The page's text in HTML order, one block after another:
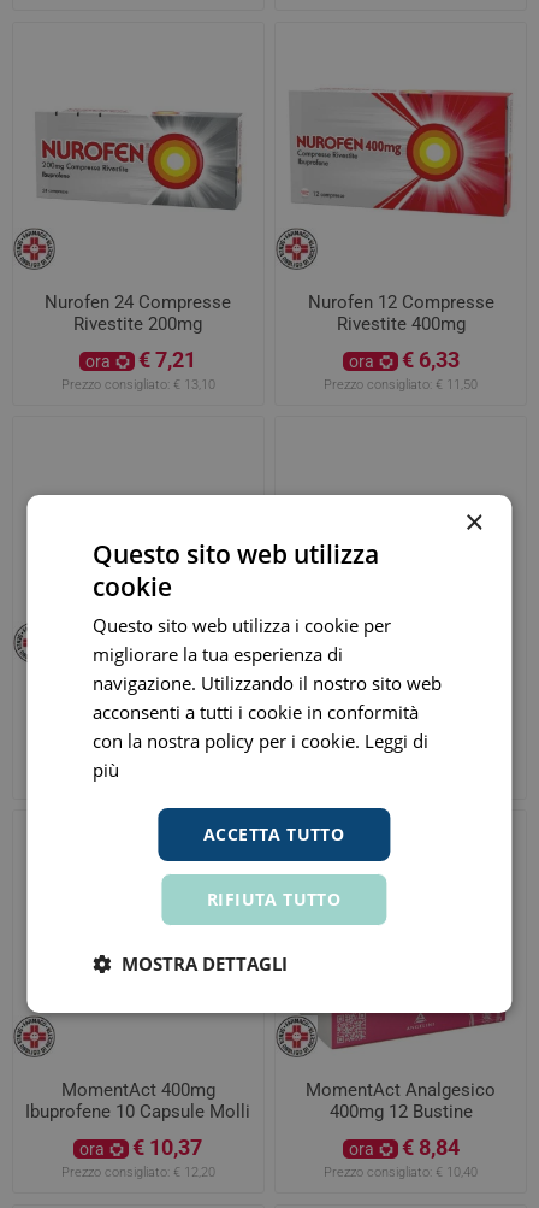
Nurofen 24 Compresse
Rivestite 200mg
ora € 7,21
Prezzo consigliato: € 13,10
Nurofen 12 Compresse
Rivestite 400mg
ora € 6,33
Prezzo consigliato: € 11,50
Nurofen 12 Compresse
Rivestite 200mg
€ 3,91
Prezzo consigliato:
MomentAct 400mg 20
Compresse Rivestite
€ 12,75
MomentAct 400mg
Ibuprofene 10 Capsule Molli
ora € 10,37
Prezzo consigliato: € 12,20
MomentAct Analgesico
400mg 12 Bustine
ora € 8,84
Prezzo consigliato: € 10,40
×
Questo sito web utilizza
cookie
Questo sito web utilizza i cookie per
migliorare la tua esperienza di
navigazione. Utilizzando il nostro sito web
acconsenti a tutti i cookie in conformità
con la nostra policy per i cookie. Leggi di
più
ACCETTA TUTTO
RIFIUTA TUTTO
MOSTRA DETTAGLI